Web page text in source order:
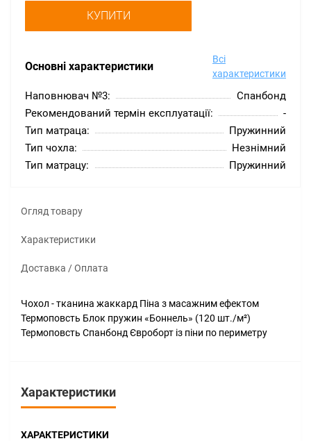
Основні характеристики
Всі
характеристики
Наповнювач №3:
Спанбонд
Рекомендований термін експлуатації:
-
Тип матраца:
Пружинний
Тип чохла:
Незнімний
Тип матрацу:
Пружинний
КУПИТИ
Огляд товару
Характеристики
Доставка / Оплата
Чохол - тканина жаккард Піна з масажним ефектом
Термоповсть Блок пружин «Боннель» (120 шт./м²)
Термоповсть Спанбонд Євроборт із піни по периметру
Характеристики
ХАРАКТЕРИСТИКИ